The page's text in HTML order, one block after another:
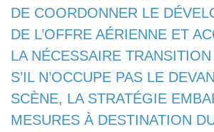
DE COORDONNER LE
DE L’OFFRE AÉRIENNE ET
LA NÉCESSAIRE
S’IL N’OCCUPE PAS LE
SCÈNE, LA STRATÉGIE
MESURES À DESTINATION